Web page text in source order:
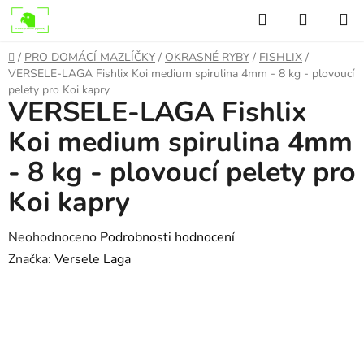
Přejít
na
obsah
Hledat
KOŠÍK
Domů
/ PRO DOMÁCÍ MAZLÍČKY / OKRASNÉ RYBY / FISHLIX /
VERSELE-LAGA Fishlix Koi medium spirulina 4mm - 8 kg - plovoucí
pelety pro Koi kapry
VERSELE-LAGA Fishlix
Koi medium spirulina 4mm
- 8 kg - plovoucí pelety pro
Koi kapry
Průměrné
hodnocení
Neohodnoceno Podrobnosti hodnocení
Značka: Versele Laga